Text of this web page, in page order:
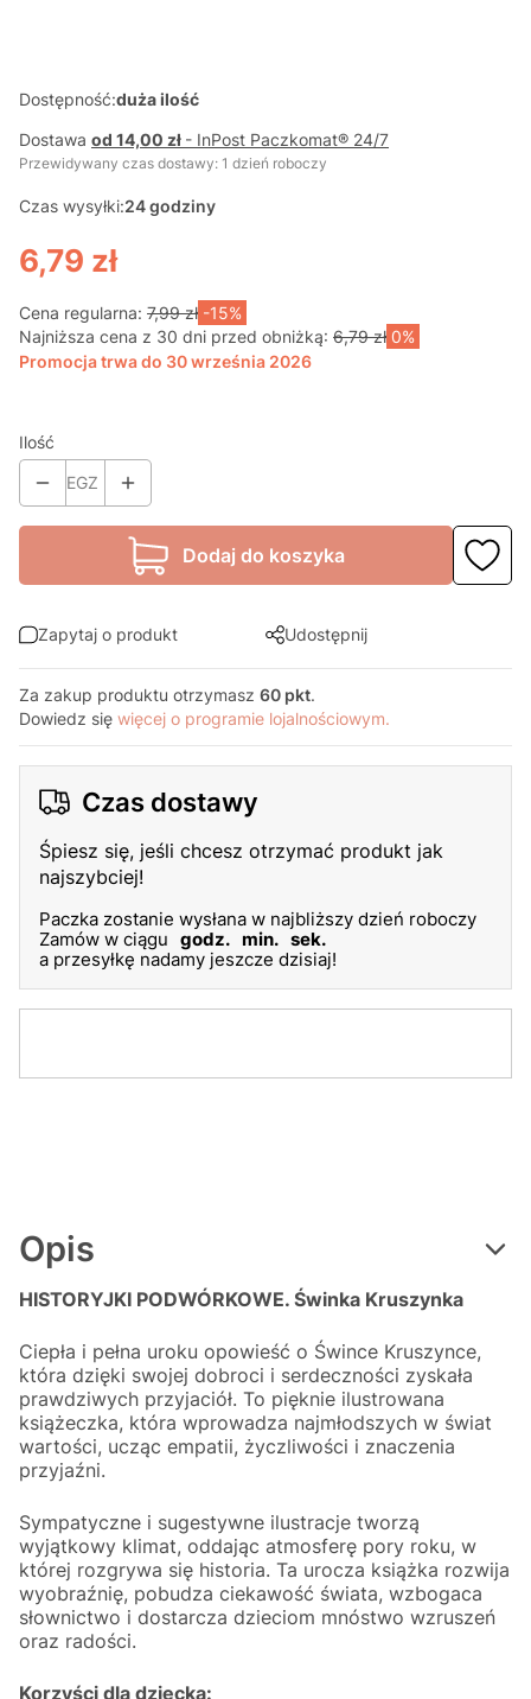
Dostępność:duża ilość
Dostawa od 14,00 zł - InPost Paczkomat® 24/7
Przewidywany czas dostawy: 1 dzień roboczy
Czas wysyłki:24 godziny
6,79 zł
Cena regularna: 7,99 zł -15%
Najniższa cena z 30 dni przed obniżką: 6,79 zł 0%
Promocja trwa do 30 września 2026
Ilość
EGZ
Dodaj do koszyka
Zapytaj o produkt Udostępnij
Za zakup produktu otrzymasz 60 pkt.
Dowiedz się więcej o programie lojalnościowym.
Czas dostawy
Śpiesz się, jeśli chcesz otrzymać produkt jak
najszybciej!
Paczka zostanie wysłana w najbliższy dzień roboczy
Zamów w ciągu godz. min. sek.
a przesyłkę nadamy jeszcze dzisiaj!
Opis
HISTORYJKI PODWÓRKOWE. Świnka Kruszynka
Ciepła i pełna uroku opowieść o Śwince Kruszynce,
która dzięki swojej dobroci i serdeczności zyskała
prawdziwych przyjaciół. To pięknie ilustrowana
książeczka, która wprowadza najmłodszych w świat
wartości, ucząc empatii, życzliwości i znaczenia
przyjaźni.
Sympatyczne i sugestywne ilustracje tworzą
wyjątkowy klimat, oddając atmosferę pory roku, w
której rozgrywa się historia. Ta urocza książka rozwija
wyobraźnię, pobudza ciekawość świata, wzbogaca
słownictwo i dostarcza dzieciom mnóstwo wzruszeń
oraz radości.
Korzyści dla dziecka: